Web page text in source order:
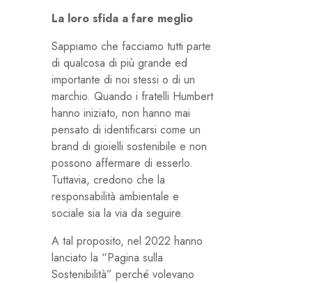
La loro sfida a fare meglio
Sappiamo che facciamo tutti parte
di qualcosa di più grande ed
importante di noi stessi o di un
marchio. Quando i fratelli Humbert
hanno iniziato, non hanno mai
pensato di identificarsi come un
brand di gioielli sostenibile e non
possono affermare di esserlo.
Tuttavia, credono che la
responsabilità ambientale e
sociale sia la via da seguire.
A tal proposito, nel 2022 hanno
lanciato la “Pagina sulla
Sostenibilità” perché volevano